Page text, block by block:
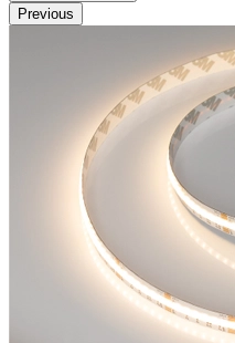
Previous